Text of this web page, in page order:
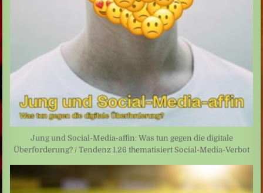
Jung und Social-Media-affin: Was tun gegen die digitale
Überforderung? / Tendenz 1.26 thematisiert Social-Media-Verbot